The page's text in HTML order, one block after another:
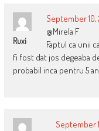
Ruxi
September 10,
@Mirela F
Faptul ca unii
fi fost dat jos degeaba
probabil inca pentru 5
September